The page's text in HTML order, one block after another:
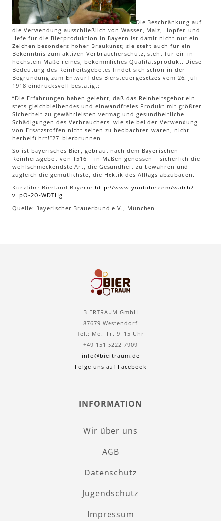
Die Beschränkung auf
die Verwendung ausschließlich von Wasser, Malz, Hopfen und
Hefe für die Bierproduktion in Bayern ist damit nicht nur ein
Zeichen besonders hoher Braukunst; sie steht auch für ein
Bekenntnis zum aktiven Verbraucherschutz, steht für ein in
höchstem Maße reines, bekömmliches Qualitätsprodukt. Diese
Bedeutung des Reinheitsgebotes findet sich schon in der
Begründung zum Entwurf des Biersteuergesetzes vom 26. Juli
1918 eindrucksvoll bestätigt:
“Die Erfahrungen haben gelehrt, daß das Reinheitsgebot ein
stets gleichbleibendes und einwandfreies Produkt mit größter
Sicherheit zu gewährleisten vermag und gesundheitliche
Schädigungen des Verbrauchers, wie sie bei der Verwendung
von Ersatzstoffen nicht selten zu beobachten waren, nicht
herbeiführt!”27_bierbrunnen
So ist bayerisches Bier, gebraut nach dem Bayerischen
Reinheitsgebot von 1516 – in Maßen genossen – sicherlich die
wohlschmeckendste Art, die Gesundheit zu bewahren und
zugleich die gemütlichste, die Hektik des Alltags abzubauen.
Kurzfilm: Bierland Bayern: http://www.youtube.com/watch?
v=pO-2O-WDTHg
Quelle: Bayerischer Brauerbund e.V., München
BIERTRAUM GmbH
87679 Westendorf
Tel.: Mo.–Fr. 9–15 Uhr
+49 151 5222 7909
info@biertraum.de
Folge uns auf Facebook
INFORMATION
Wir über uns
AGB
Datenschutz
Jugendschutz
Impressum